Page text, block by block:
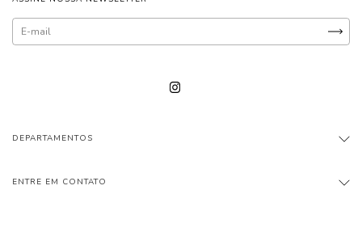
DEPARTAMENTOS
ENTRE EM CONTATO